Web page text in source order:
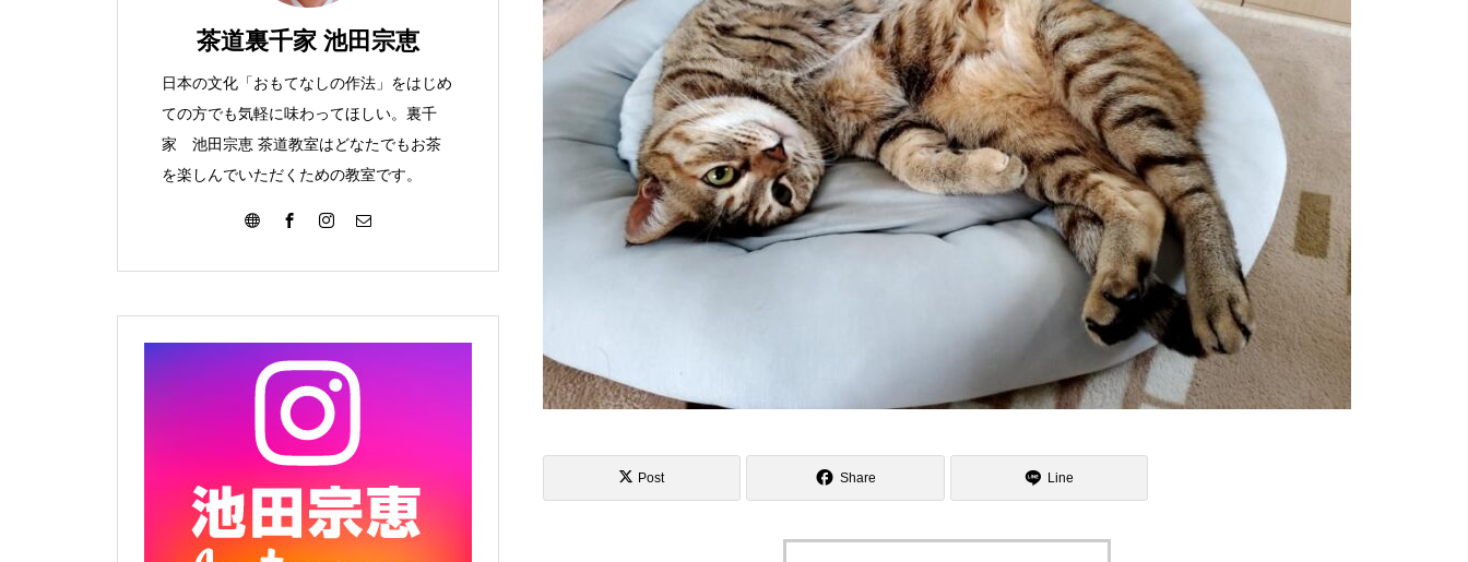
みて
こんな葉っぱ見つけまし
た
「おうちカフェありがと｣さん
へ行ってきました
魯山人展に行ってまいりました
風の強い5月の始まりですね
15日のお詣りをさせて頂きまし
た
た。
2月 大炉の季節になりました
Post Share Line
茶道裏千家 池田宗恵
日本の文化「おもてなしの作法」をはじめ
ての方でも気軽に味わってほしい。裏千
家 池田宗恵 茶道教室はどなたでもお茶
を楽しんでいただくための教室です。